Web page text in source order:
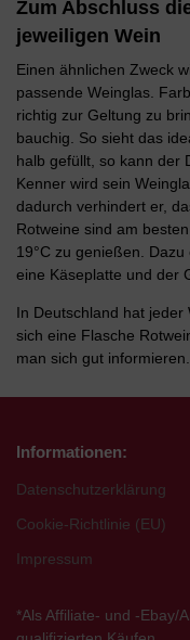
Zum Abschluss
jeweiligen Wein
Einen ähnlichen Zweck
passende Weinglas.
richtig zur Geltung zu
bauchig. So sieht das
halb gefüllt, so kann der
Kenner wird sein
dadurch verhindert er,
Rotweine sind am
19°C zu genießen.
eine Käseplatte und der
In Deutschland hat jeder
sich eine Flasche
man sich gut informieren.
Informationen:
Datenschutzerklärung
Cookie-Richtlinie (EU)
Impressum
*Als Affiliate- und -Ebay/